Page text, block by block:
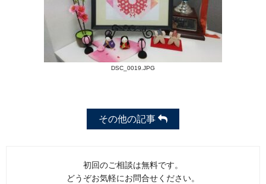
DSC_0019.JPG
その他の記事
初回のご相談は無料です。
どうぞお気軽にお問合せください。